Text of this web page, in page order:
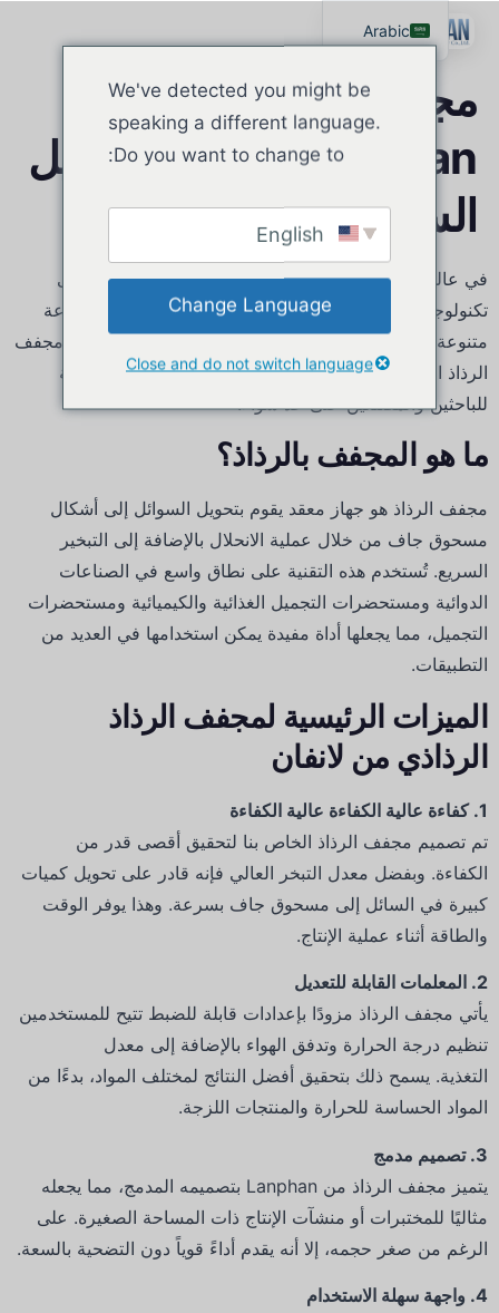
مجفف الرش من
Lanphan لمشاريع تحويل
السوائل إلى مسحوق
في عالمنا الحالي الذي يتسم بالتغير السريع، تُعد الحاجة إلى
تكنولوجيا تجفيف تتسم بالكفاءة والفعالية أمرًا حيويًا لمجموعة
متنوعة من الصناعات.
نحن في Lanphan يشرفنا أن نقدم مجفف
الرذاذ الأفضل من نوعه والمصمم لتلبية المتطلبات المتنوعة
للباحثين والمصنعين على حد سواء.
ما هو المجفف بالرذاذ؟
مجفف الرذاذ هو جهاز معقد يقوم بتحويل السوائل إلى أشكال
مسحوق جاف من خلال عملية الانحلال بالإضافة إلى التبخير
السريع. تُستخدم هذه التقنية على نطاق واسع في الصناعات
الدوائية ومستحضرات التجميل الغذائية والكيميائية ومستحضرات
التجميل، مما يجعلها أداة مفيدة يمكن استخدامها في العديد من
التطبيقات.
الميزات الرئيسية لمجفف الرذاذ
الرذاذي من لانفان
1. كفاءة عالية الكفاءة عالية الكفاءة
تم تصميم مجفف الرذاذ الخاص بنا لتحقيق أقصى قدر من
الكفاءة. وبفضل معدل التبخر العالي فإنه قادر على تحويل كميات
كبيرة في السائل إلى مسحوق جاف بسرعة. وهذا يوفر الوقت
والطاقة أثناء عملية الإنتاج.
2. المعلمات القابلة للتعديل
يأتي مجفف الرذاذ مزودًا بإعدادات قابلة للضبط تتيح للمستخدمين
تنظيم درجة الحرارة وتدفق الهواء بالإضافة إلى معدل
التغذية. يسمح ذلك بتحقيق أفضل النتائج لمختلف المواد، بدءًا من
المواد الحساسة للحرارة والمنتجات اللزجة.
3. تصميم مدمج
يتميز مجفف الرذاذ من Lanphan بتصميمه المدمج، مما يجعله
مثاليًا للمختبرات أو منشآت الإنتاج ذات المساحة الصغيرة. على
الرغم من صغر حجمه، إلا أنه يقدم أداءً قوياً دون التضحية بالسعة.
4. واجهة سهلة الاستخدام
We've detected you might be
speaking a different language.
Do you want to change to:
Change Language
Close and do not switch language
Arabic